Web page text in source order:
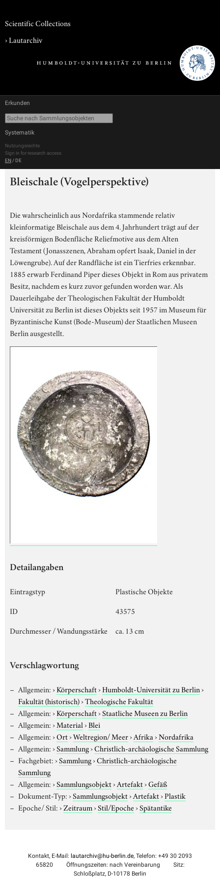
Scientific Collections
›Lautarchiv
Erkunden
Systematik
Nutzungsrechte
Sign in for research access
EN / DE
Bleischale (Vogelperspektive)
Die wahrscheinlich aus Nordafrika stammende relativ
kleinformatige Bleischale aus dem 4. Jahrhundert trägt auf der
kreisförmigen Bodenfläche Reliefmotive aus dem Alten
Testament (Jonasszenen, Abraham opfert Isaak, Daniel in der
Löwengrube). Auf der Randfläche ist ein Tierfries erkennbar.
1885 erwarb Ferdinand Piper dieses Objekt in Rom aus privatem
Besitz, nachdem es kurz zuvor gefunden worden war. Als
Dauerleihgabe der Theologischen Fakultät der Humboldt
Universität zu Berlin ist dieses Objekts seit 1957 im Museum für
Byzantinische Kunst (Bode-Museum) der Staatlichen Museen
Berlin ausgestellt.
Detailangaben
Eintragstyp
Plastische Objekte
ID
43575
Durchmesser / Wandungsstärke
ca. 13 cm
Verschlagwortung
Allgemein:›Körperschaft›Humboldt-Universität zu Berlin›
Fakultät (historisch)›Theologische Fakultät
Allgemein:›Körperschaft›Staatliche Museen zu Berlin
Allgemein:›Material›Blei
Allgemein:›Ort›Weltregion/ Meer›Afrika›Nordafrika
Allgemein:›Sammlung›Christlich-archäologische Sammlung
Fachgebiet:›Sammlung›Christlich-archäologische
Sammlung
Allgemein:›Sammlungsobjekt›Artefakt›Gefäß
Dokument-Typ:›Sammlungsobjekt›Artefakt›Plastik
Epoche/ Stil:›Zeitraum›Stil/Epoche›Spätantike
Kontakt, E-Mail: lautarchiv@hu-berlin.de, Telefon: +49 30 2093
65820
Öffnungszeiten: nach Vereinbarung
Sitz:
Schloßplatz, D-10178 Berlin